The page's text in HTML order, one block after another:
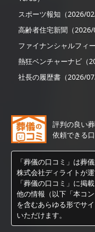
スポーツ報知（2026/02/
高齢者住宅新聞（2026/
ファイナンシャルフィ
熱狂ベンチャーナビ（
社長の履歴書（2026/07/
評判の良い
依頼できる
「葬儀の口コミ」は葬
株式会社ディライトが運
「葬儀の口コミ」に掲
他の情報（以下「本コ
を含むあらゆる形でサ
いただけます。